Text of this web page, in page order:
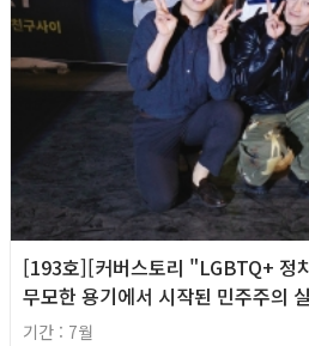
[193호][커버스토리 "LGBTQ+ 정
무모한 용기에서 시작된 민주주의
기간 : 7월